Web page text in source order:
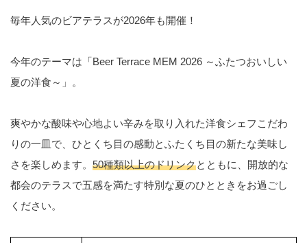
毎年人気のビアテラスが2026年も開催！
今年のテーマは「Beer Terrace MEM 2026 ～ふたつおいしい
夏の洋食～」。
爽やかな酸味や心地よい辛みを取り入れた洋食シェフこだわ
りの一皿で、ひとくち目の感動とふたくち目の新たな美味し
さを楽しめます。 50種類以上のドリンクとともに、開放的な
都会のテラスで五感を満たす特別な夏のひとときをお過ごし
ください。